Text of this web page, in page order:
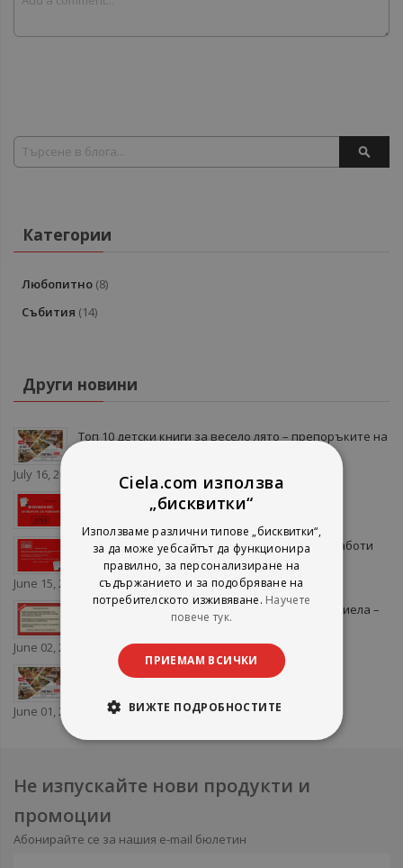
Search
Категории
Любопитно (8)
Събития (14)
Други новини
Топ 10 детски книги за весело лято – препоръките на
July 16, 2026
Летни ревизии в книжарници Сиела
Важно: Книжарница Сиела The Mall няма да работи
на 15 юни
June 15, 2026
ВАЖНО: Предстояща ревизия в книжарница Сиела –
June 02, 2026
Търсете Летен литературен гайд 2026 на
June 01, 2026
Не изпускайте нови продукти и
промоции
Абонирайте се за нашия e-mail бюлетин
Ciela.com използва
„бисквитки“
Използваме различни типове „бисквитки“,
за да може уебсайтът да функционира
правилно, за персонализиране на
съдържанието и за подобряване на
потребителското изживяване. Научете
повече тук.
ПРИЕМАМ ВСИЧКИ
ВИЖТЕ ПОДРОБНОСТИТЕ